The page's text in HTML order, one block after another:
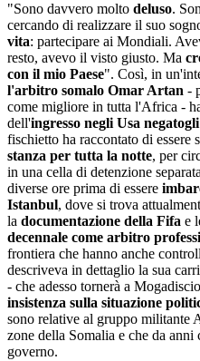
"Sono davvero molto deluso.
cercando di realizzare il suo
vita: partecipare ai Mondiali.
resto, avevo il visto giusto. Ma
con il mio Paese". Così, in
l'arbitro somalo Omar Artan -
come migliore in tutta l'Africa -
dell'ingresso negli Usa
fischietto ha raccontato di essere
stanza per tutta la notte, per
in una cella di detenzione
diverse ore prima di essere
Istanbul, dove si trova
la documentazione della Fifa e
decennale come arbitro
frontiera che hanno anche
descriveva in dettaglio la sua
- che adesso tornerà a
insistenza sulla situazione
sono relative al gruppo militante
zone della Somalia e che da
governo.